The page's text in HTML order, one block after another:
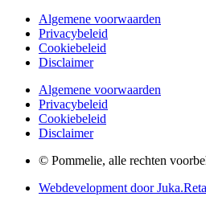
Algemene voorwaarden
Privacybeleid
Cookiebeleid
Disclaimer
Algemene voorwaarden
Privacybeleid
Cookiebeleid
Disclaimer
© Pommelie, alle rechten
Webdevelopment door